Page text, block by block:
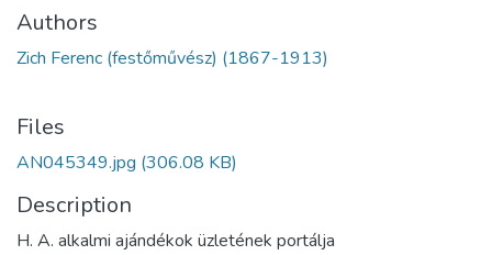
Authors
Zich Ferenc (festőművész) (1867-1913)
Files
AN045349.jpg (306.08 KB)
Description
H. A. alkalmi ajándékok üzletének portálja